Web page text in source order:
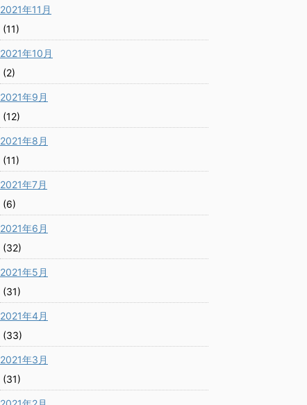
2021年11月
(11)
2021年10月
(2)
2021年9月
(12)
2021年8月
(11)
2021年7月
(6)
2021年6月
(32)
2021年5月
(31)
2021年4月
(33)
2021年3月
(31)